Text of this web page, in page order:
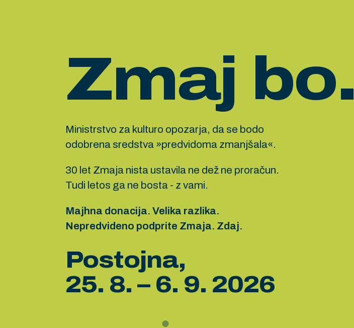
Zmaj bo.
Ministrstvo za kulturo opozarja, da se bodo
odobrena sredstva »predvidoma zmanjšala«.
30 let Zmaja nista ustavila ne dež ne proračun.
Tudi letos ga ne bosta - z vami.
Majhna donacija. Velika razlika.
Nepredvideno podprite Zmaja. Zdaj.
Postojna,
25. 8. – 6. 9. 2026